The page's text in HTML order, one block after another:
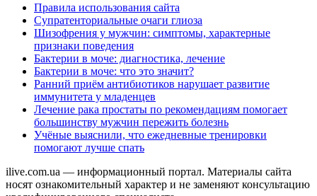
Правила использования сайта
Супратенториальные очаги глиоза
Шизофрения у мужчин: симптомы, характерные
признаки поведения
Бактерии в моче: диагностика, лечение
Бактерии в моче: что это значит?
Ранний приём антибиотиков нарушает развитие
иммунитета у младенцев
Лечение рака простаты по рекомендациям помогает
большинству мужчин пережить болезнь
Учёные выяснили, что ежедневные тренировки
помогают лучше спать
ilive.com.ua — информационный портал. Материалы сайта
носят ознакомительный характер и не заменяют консультацию